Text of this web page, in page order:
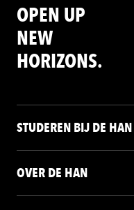
OPEN UP
NEW
HORIZONS.
STUDEREN BIJ DE HAN
OVER DE HAN